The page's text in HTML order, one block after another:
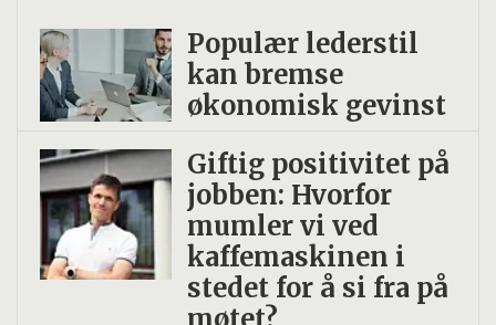
Populær lederstil
kan bremse
økonomisk gevinst
Giftig positivitet på
jobben: Hvorfor
mumler vi ved
kaffemaskinen i
stedet for å si fra på
møtet?